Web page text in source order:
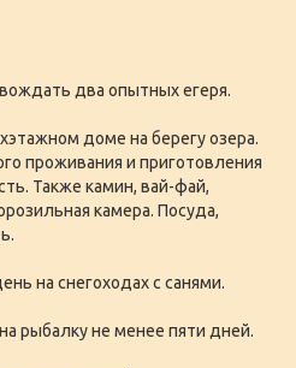
два опытных егеря.
доме на берегу озера.
проживания и приготовления
Также камин, вай-фай,
камера. Посуда,
на снегоходах с санями.
рыбалку не менее пяти дней.